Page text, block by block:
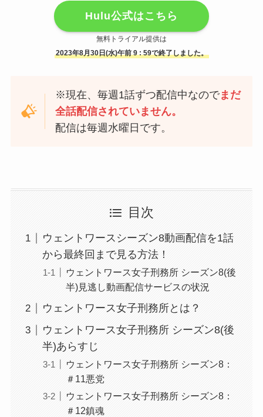
Hulu公式はこちら
無料トライアル提供は
2023年8月30日(水)午前 9 : 59で終了しました。
※現在、毎週1話ずつ配信中なのでまだ
全話配信されていません。
配信は毎週水曜日です。
目次
ウェントワースシーズン8動画配信を1話
から最終回まで見る方法！
ウェントワース女子刑務所 シーズン8(後
半)見逃し動画配信サービスの状況
ウェントワース女子刑務所とは？
ウェントワース女子刑務所 シーズン8(後
半)あらすじ
ウェントワース女子刑務所 シーズン8：
＃11悪党
ウェントワース女子刑務所 シーズン8：
＃12鎮魂